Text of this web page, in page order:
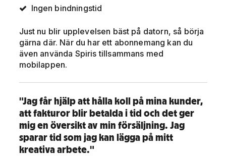
Ingen bindningstid
Just nu blir upplevelsen bäst på datorn, så börja
gärna där. När du har ett abonnemang kan du
även använda Spiris tillsammans med
mobilappen.
"Jag får hjälp att hålla koll på mina kunder,
att fakturor blir betalda i tid och det ger
mig en översikt av min försäljning. Jag
sparar tid som jag kan lägga på mitt
kreativa arbete."